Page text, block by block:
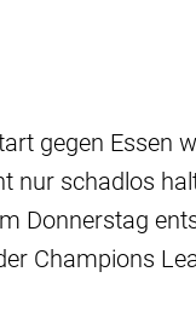
gegen Essen
nur schadlos
Donnerstag
Champions